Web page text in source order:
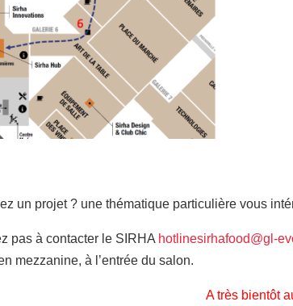
un projet ? une thématique particulière vous
pas à contacter le SIRHA hotlinesirhafood@gl-
mezzanine, à l’entrée du salon.
A très bientôt